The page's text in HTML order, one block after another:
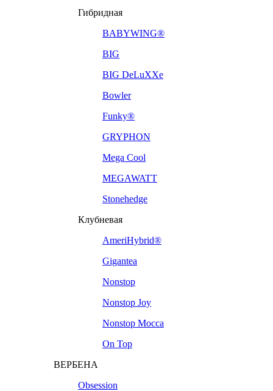
Гибридная
BABYWING®
BIG
BIG DeLuXXe
Bowler
Funky®
GRYPHON
Mega Cool
MEGAWATT
Stonehedge
Клубневая
AmeriHybrid®
Gigantea
Nonstop
Nonstop Joy
Nonstop Mocca
On Top
ВЕРБЕНА
Obsession